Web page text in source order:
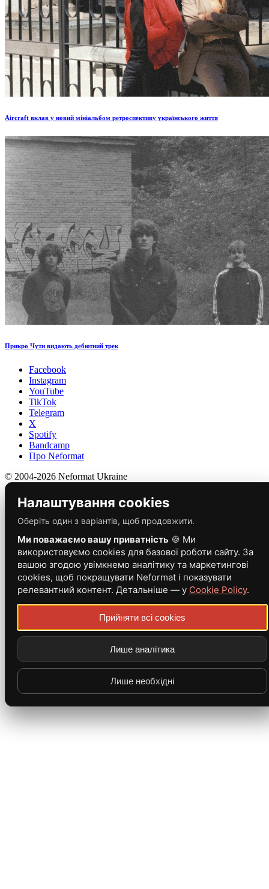
Aircraft вклав у новий мініальбом ретроспективу українського життя
Прикро Чути видають дебютний трек
Facebook
Instagram
YouTube
TikTok
Telegram
X
Spotify
Bandcamp
Про Neformat
© 2004-2026 Neformat Ukraine
Налаштування cookies
Оберіть один з варіантів, щоб продовжити.
Ми поважаємо вашу приватність 🍪 Ми
використовуємо cookies для базової роботи сайту. За
вашою згодою увімкнемо аналітику та маркетингові
cookies, щоб покращувати Neformat і показувати
релевантний контент. Детальніше — у Cookie Policy.
Прийняти всі cookies
Лише аналітика
Лише необхідні